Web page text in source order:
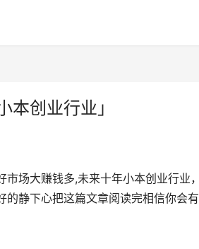
创业行业」
场大赚钱多,未来十年小本创业行业，
静下心把这篇文章阅读完相信你会有